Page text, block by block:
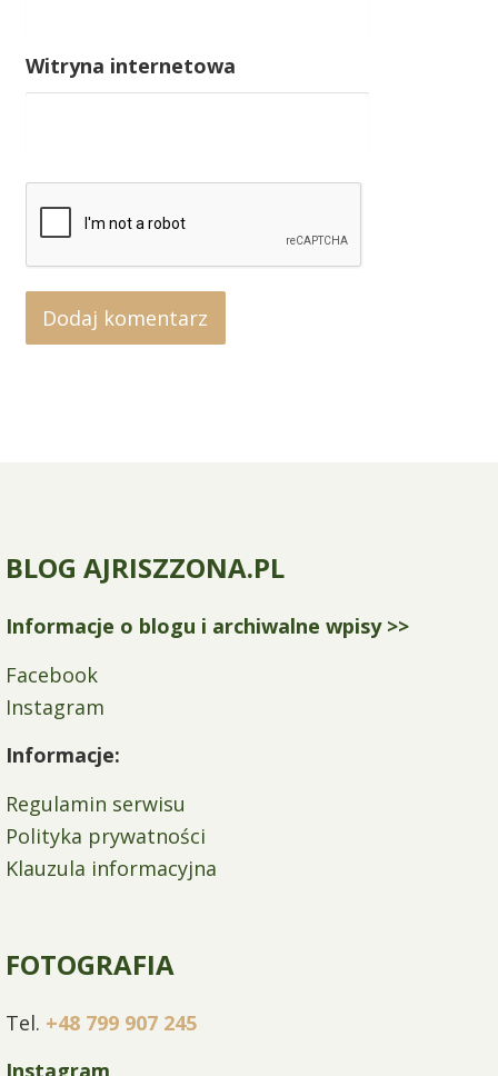
Witryna internetowa
BLOG AJRISZZONA.PL
Informacje o blogu i archiwalne wpisy >>
Facebook
Instagram
Informacje:
Regulamin serwisu
Polityka prywatności
Klauzula informacyjna
FOTOGRAFIA
Tel. +48 799 907 245